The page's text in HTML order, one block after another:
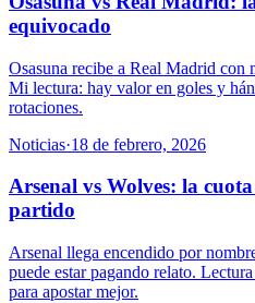
equivocado
Osasuna recibe a Real Madrid con
Mi lectura: hay valor en goles y
rotaciones.
Noticias·18 de febrero, 2026
Arsenal vs Wolves: la
partido
Arsenal llega encendido por
puede estar pagando relato.
para apostar mejor.